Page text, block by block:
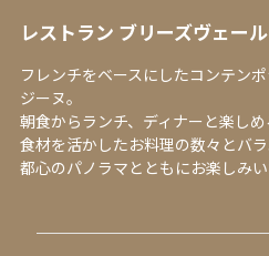
レストラン ブリーズヴェール
フレンチをベースにしたコンテン
ジーヌ。
朝食からランチ、ディナーと楽し
食材を活かしたお料理の数々とバ
都心のパノラマとともにお楽しみい